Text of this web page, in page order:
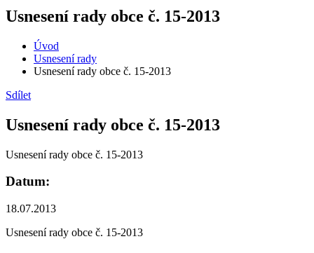
Usnesení rady obce č. 15-2013
Úvod
Usnesení rady
Usnesení rady obce č. 15-2013
Sdílet
Usnesení rady obce č. 15-2013
Usnesení rady obce č. 15-2013
Datum:
18.07.2013
Usnesení rady obce č. 15-2013